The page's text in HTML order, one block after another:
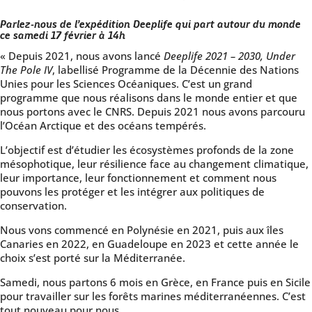
Parlez-nous de l’expédition Deeplife qui part autour du monde
ce samedi 17 février à 14h
« Depuis 2021, nous avons lancé Deeplife 2021 – 2030, Under
The Pole IV, labellisé Programme de la Décennie des Nations
Unies pour les Sciences Océaniques. C’est un grand
programme que nous réalisons dans le monde entier et que
nous portons avec le CNRS. Depuis 2021 nous avons parcouru
l’Océan Arctique et des océans tempérés.
L’objectif est d’étudier les écosystèmes profonds de la zone
mésophotique, leur résilience face au changement climatique,
leur importance, leur fonctionnement et comment nous
pouvons les protéger et les intégrer aux politiques de
conservation.
Nous vons commencé en Polynésie en 2021, puis aux îles
Canaries en 2022, en Guadeloupe en 2023 et cette année le
choix s’est porté sur la Méditerranée.
Samedi, nous partons 6 mois en Grèce, en France puis en Sicile
pour travailler sur les forêts marines méditerranéennes. C’est